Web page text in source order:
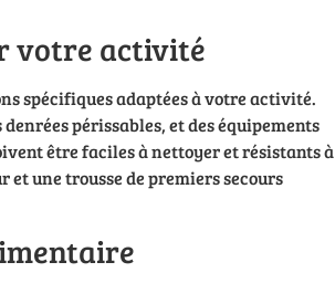
votre activité
spécifiques adaptées à votre activité.
périssables, et des équipements
être faciles à nettoyer et résistants à
une trousse de premiers secours